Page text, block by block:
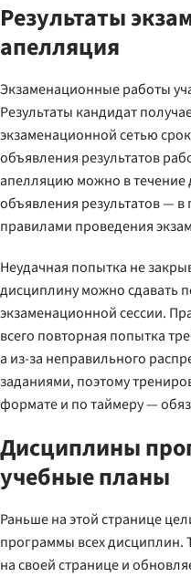
Результаты
апелляция
Экзаменационные работы
Результаты кандидат
экзаменационной сетью
объявления результатов
апелляцию можно в течение
объявления результатов —
правилами проведения
Неудачная попытка не
дисциплину можно сдавать
экзаменационной сессии.
всего повторная попытка
а из-за неправильного
заданиями, поэтому
формате и по таймеру —
Дисциплины
учебные планы
Раньше на этой странице
программы всех дисциплин.
на своей странице и